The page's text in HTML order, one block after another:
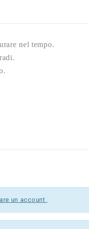
nel tempo.
un account .